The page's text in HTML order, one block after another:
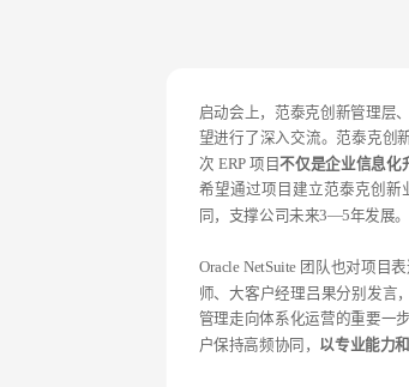
启动会上，范泰克创新管理层
望进行了深入交流。范泰克创
次 ERP 项目不仅是企业信息化
希望通过项目建立范泰克创新
同，支撑公司未来3—5年发展。
Oracle NetSuite 团队也对项目
师、大客户经理吕果分别发言
管理走向体系化运营的重要一
户保持高频协同， 以专业能力